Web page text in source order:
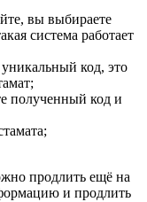
вы выбираете
система работает
код, это
полученный код и
продлить ещё на
и продлить